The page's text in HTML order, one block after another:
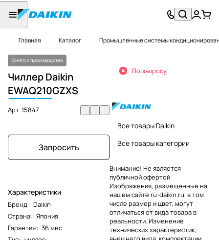
Главная Каталог Промышленные системы
Снято с производства
Чиллер Daikin
EWAQ210GZXS
Арт.15847
Запросить
Характеристики
Бренд: Daikin
Страна: Япония
Гарантия: 36 мес
По запросу
Все товары Daikin
Все товары категории
Внимание! Не является
публичной офертой.
Изображения, размещенные на
нашем сайте ru-daikin.ru, в том
числе размер и цвет, могут
отличаться от вида товара в
реальности. Изменение
технических характеристик,